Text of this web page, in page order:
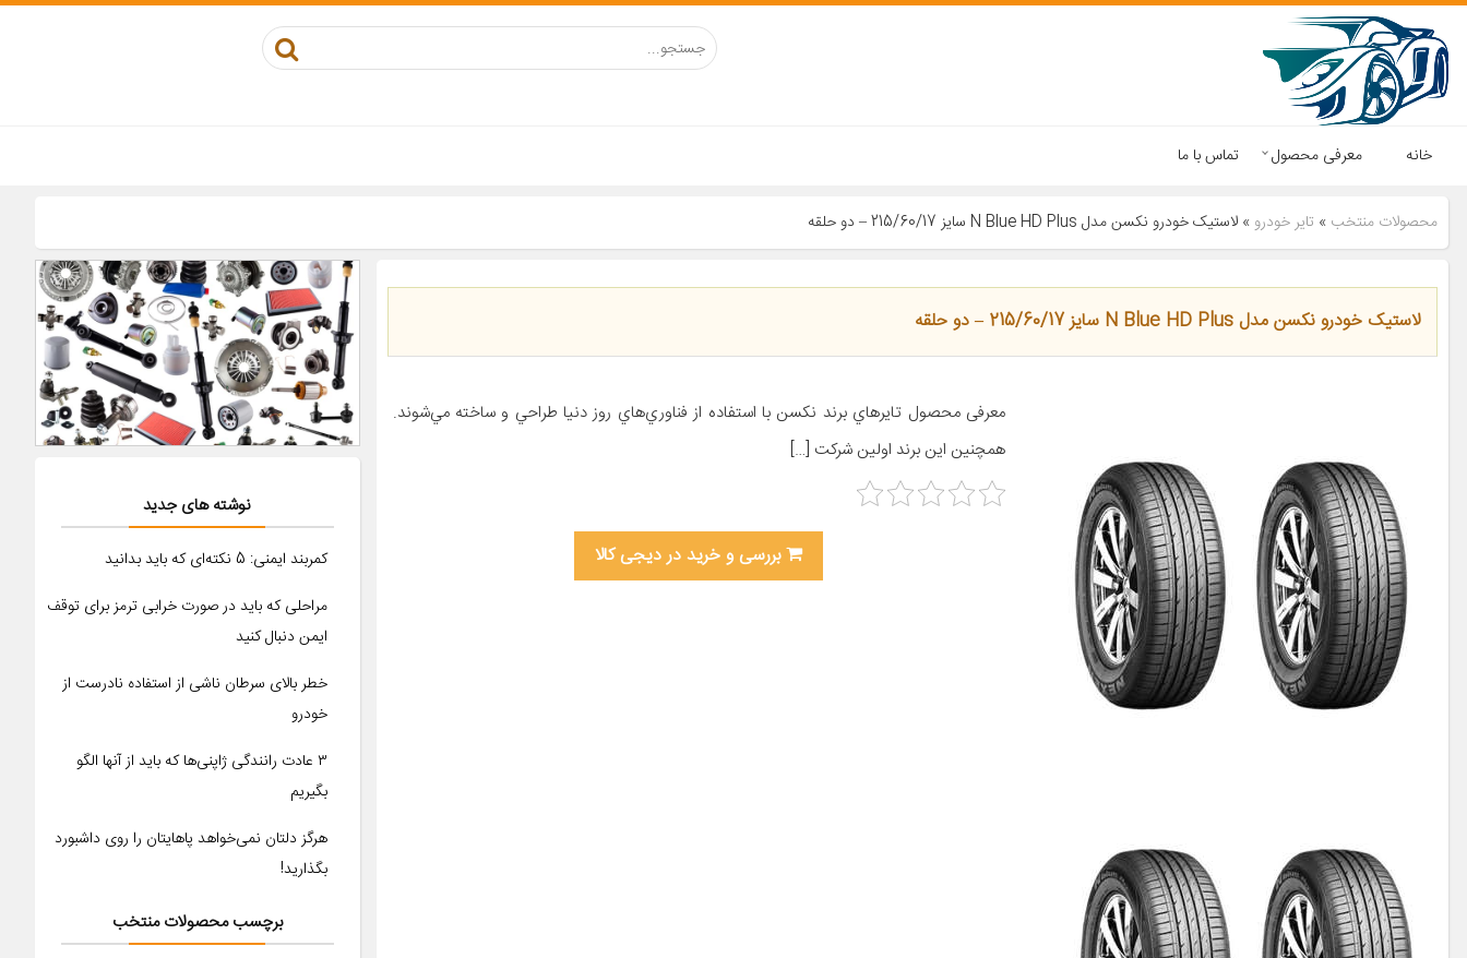
خانه معرفی محصول تماس با ما
محصولات منتخب » تایر خودرو» لاستیک خودرو نکسن مدل N Blue HD Plus سایز 215/60/17 – دو حلقه
لاستیک خودرو نکسن مدل N Blue HD Plus سایز 215/60/17 – دو حلقه
معرفی محصول تايرهاي برند نکسن با استفاده از فناوري‌هاي روز دنيا طراحي و ساخته مي‌شوند.
همچنين اين برند اولين شرکت […]
بررسی و خرید در دیجی کالا
نوشته های جدید
کمربند ایمنی: 5 نکته‌ای که باید بدانید
مراحلی که باید در صورت خرابی ترمز برای توقف
ایمن دنبال کنید
خطر بالای سرطان ناشی از استفاده نادرست از
خودرو
۳ عادت رانندگی ژاپنی‌ها که باید از آنها الگو
بگیریم
هرگز دلتان نمی‌خواهد پاهایتان را روی داشبورد
بگذارید!
برچسب محصولات منتخب